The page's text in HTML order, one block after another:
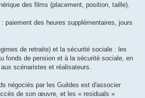
des films (placement, position, taille).
paiement des heures supplémentaires, jours
de retraite) et la sécurité sociale : les
fonds de pension et à la sécurité sociale, en
scénaristes et réalisateurs.
négociés par les Guildes est d'associer
de son œuvre, et les « residuals »